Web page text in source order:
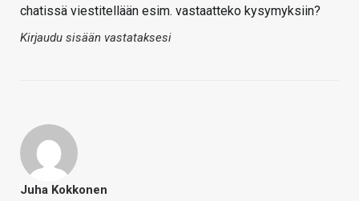
chatissä viestitellään esim. vastaatteko kysymyksiin?
Kirjaudu sisään vastataksesi
Juha Kokkonen